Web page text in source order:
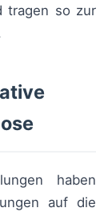
tragen so zur
haben
auf die